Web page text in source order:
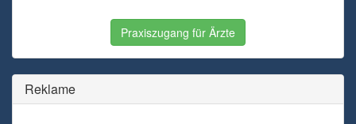
Praxiszugang für Ärzte
Reklame